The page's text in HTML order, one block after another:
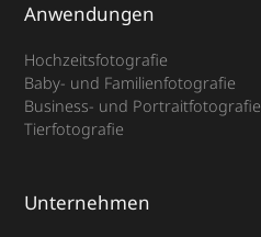
Anwendungen
Hochzeitsfotografie
Baby- und Familienfotografie
Business- und Portraitfotografie
Tierfotografie
Unternehmen